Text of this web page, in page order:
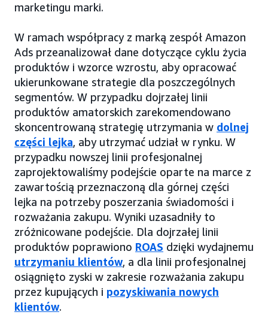
marketingu marki.
W ramach współpracy z marką zespół Amazon
Ads przeanalizował dane dotyczące cyklu życia
produktów i wzorce wzrostu, aby opracować
ukierunkowane strategie dla poszczególnych
segmentów. W przypadku dojrzałej linii
produktów amatorskich zarekomendowano
skoncentrowaną strategię utrzymania w dolnej
części lejka, aby utrzymać udział w rynku. W
przypadku nowszej linii profesjonalnej
zaprojektowaliśmy podejście oparte na marce z
zawartością przeznaczoną dla górnej części
lejka na potrzeby poszerzania świadomości i
rozważania zakupu. Wyniki uzasadniły to
zróżnicowane podejście. Dla dojrzałej linii
produktów poprawiono ROAS dzięki wydajnemu
utrzymaniu klientów, a dla linii profesjonalnej
osiągnięto zyski w zakresie rozważania zakupu
przez kupujących i pozyskiwania nowych
klientów.